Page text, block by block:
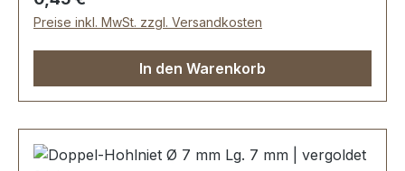
Preise inkl. MwSt. zzgl. Versandkosten
In den Warenkorb